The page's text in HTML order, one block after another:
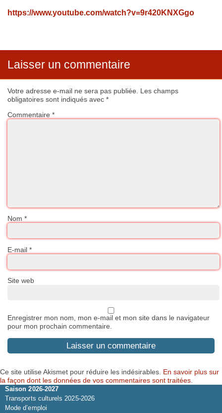
https://www.youtube.com/watch?v=9r420KNXGgo
Laisser un commentaire
Votre adresse e-mail ne sera pas publiée.
Les champs
obligatoires sont indiqués avec *
Commentaire *
Nom *
E-mail *
Site web
Enregistrer mon nom, mon e-mail et mon site dans le navigateur
pour mon prochain commentaire.
Ce site utilise Akismet pour réduire les indésirables. En savoir plus sur
la façon dont les données de vos commentaires sont traitées
Saison 2026-2027
Transports culturels 2025-2026
Mode d’emploi